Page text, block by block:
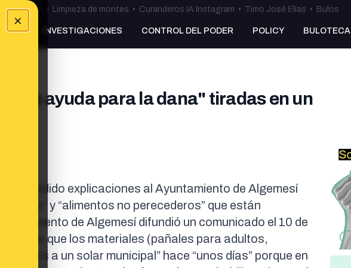
×
Ceuta • Limpieza de montes • Curanderos IA Instagram • Timo José Elías • Bulos
INVESTIGACIONES CONTROL DEL PODER POLICY BULOTECA
de ayuda para la dana" tiradas en un
y ha pedido explicaciones al Ayuntamiento de Algemesí
y “alimentos no perecederos” que están
de Algemesí difundió un comunicado el 10 de
y afirma que los materiales (pañales para adultos,
a un solar municipal” hace “unos días” porque en